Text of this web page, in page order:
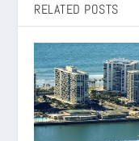
RELATED POSTS